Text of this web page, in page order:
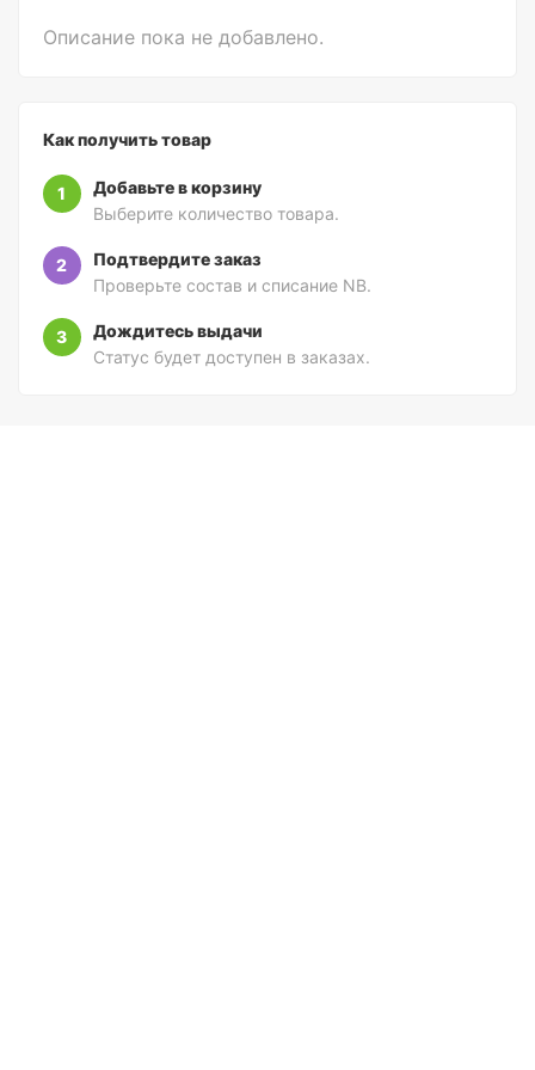
Описание пока не добавлено.
Как получить товар
1
Добавьте в корзину
Выберите количество товара.
2
Подтвердите заказ
Проверьте состав и списание NB.
3
Дождитесь выдачи
Статус будет доступен в заказах.